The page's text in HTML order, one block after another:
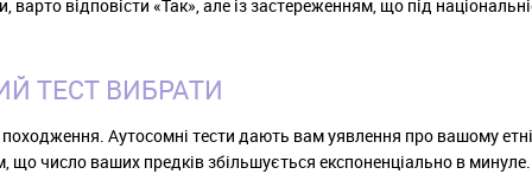
відповісти «Так», але із застереженням, що під
ТЕСТ ВИБРАТИ
походження. Аутосомні тести дають вам уявлення про вашому
що число ваших предків збільшується експоненціально в минуле.